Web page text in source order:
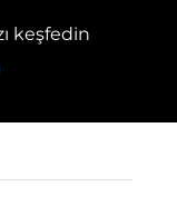
keşfedin